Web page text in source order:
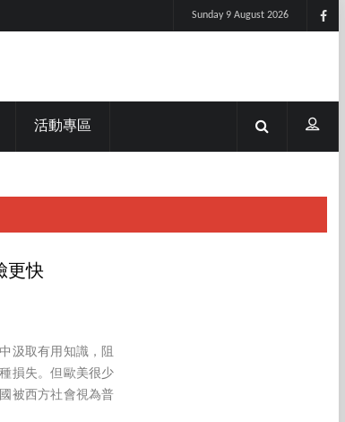
Sunday 9 August 2026
活動專區
更快
汲取有用知識，阻
損失。但歐美很少
被西方社會視為普